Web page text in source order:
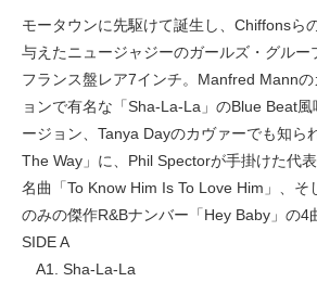
モータウンに先駆けて誕生し、Chiffonsら
与えたニュージャジーのガールズ・グル
フランス盤レア7インチ。Manfred Mann
ョンで有名な「Sha-La-La」のBlue Beat
ージョン、Tanya Dayのカヴァーでも知ら
The Way」に、Phil Spectorが手掛けた代
名曲「To Know Him Is To Love Him」、そ
のみの傑作R&Bナンバー「Hey Baby」の4
SIDE A
A1. Sha-La-La